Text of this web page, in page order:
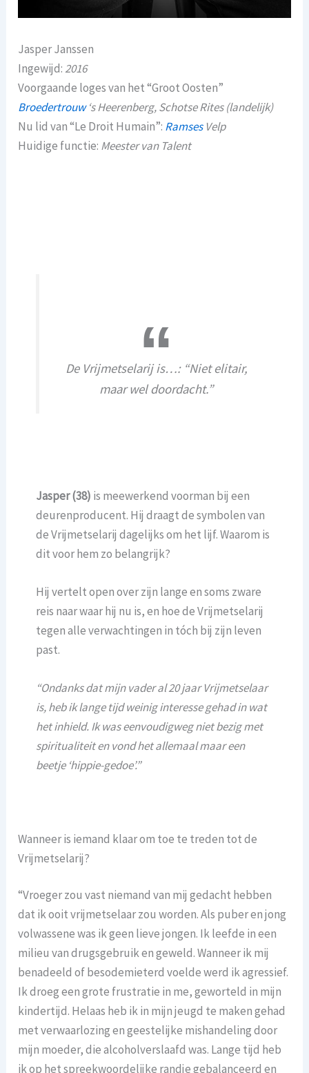
Jasper Janssen
Ingewijd: 2016
Voorgaande loges van het “Groot Oosten”
Broedertrouw‘s Heerenberg, Schotse Rites (landelijk)
Nu lid van “Le Droit Humain”: RamsesVelp
Huidige functie: Meester van Talent
De Vrijmetselarij is…: “Niet elitair,
maar wel doordacht.”
Jasper (38) is meewerkend voorman bij een
deurenproducent. Hij draagt de symbolen van
de Vrijmetselarij dagelijks om het lijf. Waarom is
dit voor hem zo belangrijk?
Hij vertelt open over zijn lange en soms zware
reis naar waar hij nu is, en hoe de Vrijmetselarij
tegen alle verwachtingen in tóch bij zijn leven
past.
“Ondanks dat mijn vader al 20 jaar Vrijmetselaar
is, heb ik lange tijd weinig interesse gehad in wat
het inhield. Ik was eenvoudigweg niet bezig met
spiritualiteit en vond het allemaal maar een
beetje ‘hippie-gedoe’.”
Wanneer is iemand klaar om toe te treden tot de
Vrijmetselarij?
“Vroeger zou vast niemand van mij gedacht hebben
dat ik ooit vrijmetselaar zou worden. Als puber en jong
volwassene was ik geen lieve jongen. Ik leefde in een
milieu van drugsgebruik en geweld. Wanneer ik mij
benadeeld of besodemieterd voelde werd ik agressief.
Ik droeg een grote frustratie in me, geworteld in mijn
kindertijd. Helaas heb ik in mijn jeugd te maken gehad
met verwaarlozing en geestelijke mishandeling door
mijn moeder, die alcoholverslaafd was. Lange tijd heb
ik op het spreekwoordelijke randje gebalanceerd en